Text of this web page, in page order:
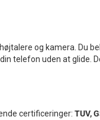
og kamera. Du
telefon uden at glide.
certificeringer: TUV,